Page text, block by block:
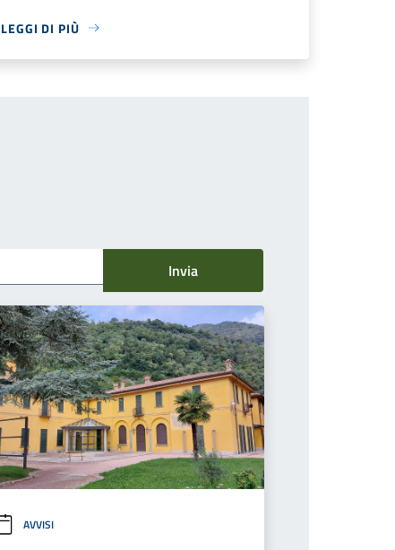
LEGGI DI PIÙ
Invia
AVVISI